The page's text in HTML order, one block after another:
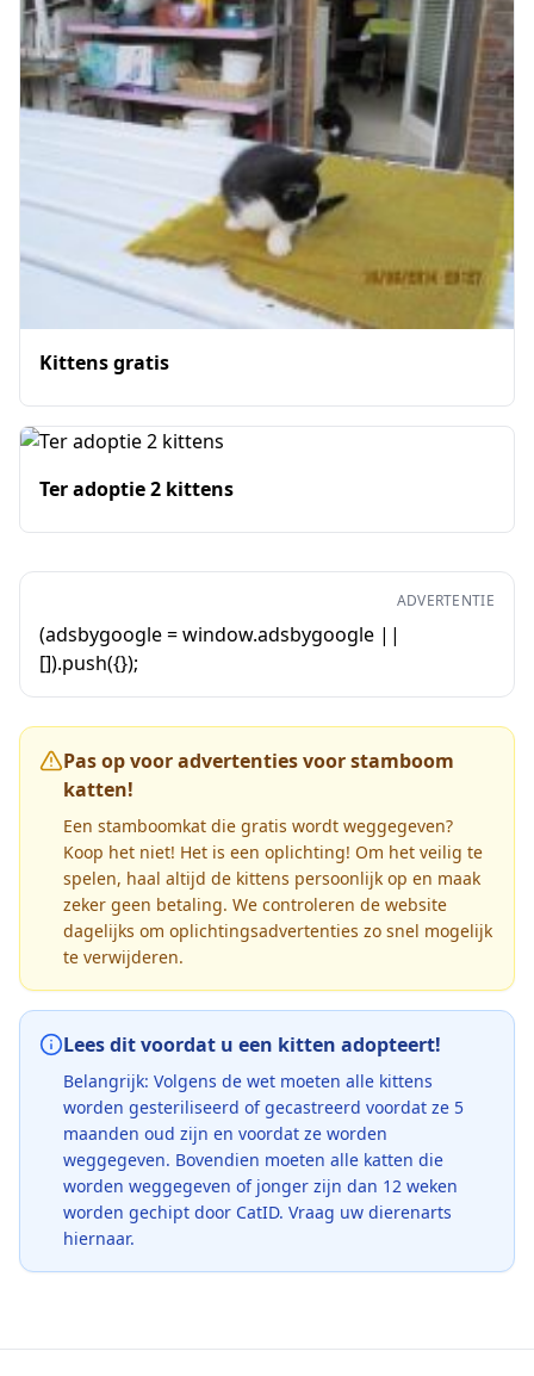
Kittens gratis
Ter adoptie 2 kittens
ADVERTENTIE
(adsbygoogle = window.adsbygoogle ||
[]).push({});
Pas op voor advertenties voor stamboom
katten!
Een stamboomkat die gratis wordt weggegeven?
Koop het niet! Het is een oplichting! Om het veilig te
spelen, haal altijd de kittens persoonlijk op en maak
zeker geen betaling. We controleren de website
dagelijks om oplichtingsadvertenties zo snel mogelijk
te verwijderen.
Lees dit voordat u een kitten adopteert!
Belangrijk: Volgens de wet moeten alle kittens
worden gesteriliseerd of gecastreerd voordat ze 5
maanden oud zijn en voordat ze worden
weggegeven. Bovendien moeten alle katten die
worden weggegeven of jonger zijn dan 12 weken
worden gechipt door CatID. Vraag uw dierenarts
hiernaar.